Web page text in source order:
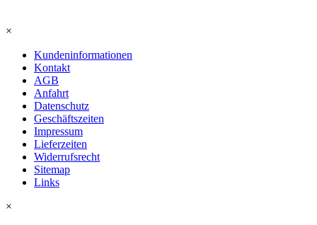
×
Kundeninformationen
Kontakt
AGB
Anfahrt
Datenschutz
Geschäftszeiten
Impressum
Lieferzeiten
Widerrufsrecht
Sitemap
Links
×